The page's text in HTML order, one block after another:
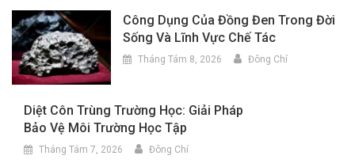
Công Dụng Của Đồng Đen Trong Đời
Sống Và Lĩnh Vực Chế Tác
Tháng Tám 8, 2026 Đông Chí
Diệt Côn Trùng Trường Học: Giải Pháp
Bảo Vệ Môi Trường Học Tập
Tháng Tám 7, 2026 Đông Chí